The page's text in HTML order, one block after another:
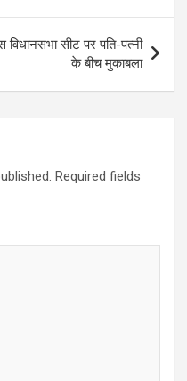
सीट पर पति-पत्नी
के बीच मुकाबला
Required fields